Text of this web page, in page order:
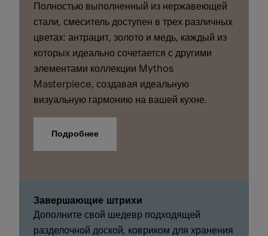
Полностью выполненный из нержавеющей
стали, смеситель доступен в трех различных
цветах: антрацит, золото и медь, каждый из
которых идеально сочетается с другими
элементами коллекции Mythos
Masterpiece, создавая идеальную
визуальную гармонию на вашей кухне.
Подробнее
Завершающие штрихи
Дополните свой шедевр подходящей
разделочной доской, ковриком для хранения